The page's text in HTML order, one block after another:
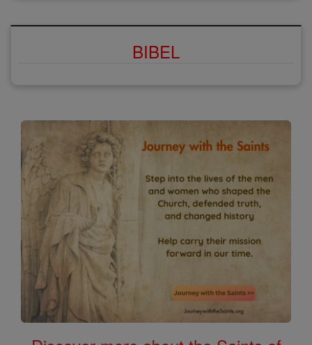
BIBEL